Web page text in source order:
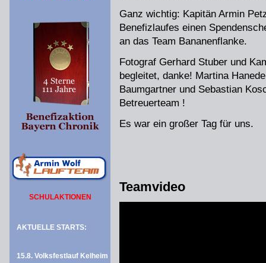
SCHULAKTIONEN
AKTUELLE STARTS:
15.8. Volksfestlauf Kelheim
Ganz wichtig: Kapitän Armin
Benefizlaufes einen
an das Team Bananenflanke.
Fotograf Gerhard Stuber und
begleitet, danke! Martina
Baumgartner und Sebastian
Betreuerteam !
Es war ein großer Tag für uns.
Teamvideo